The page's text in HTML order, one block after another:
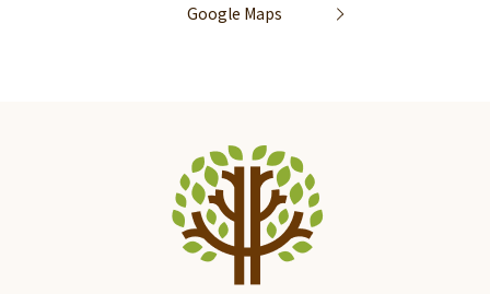
Google Maps